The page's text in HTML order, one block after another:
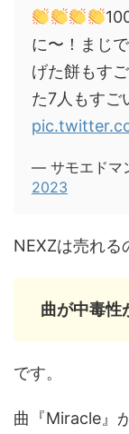
に〜！まじ
げた餅もす
た7人もすご
— サモエドマ
2023
NEXZは売れる
曲が中毒性
です。
曲『Miracle』